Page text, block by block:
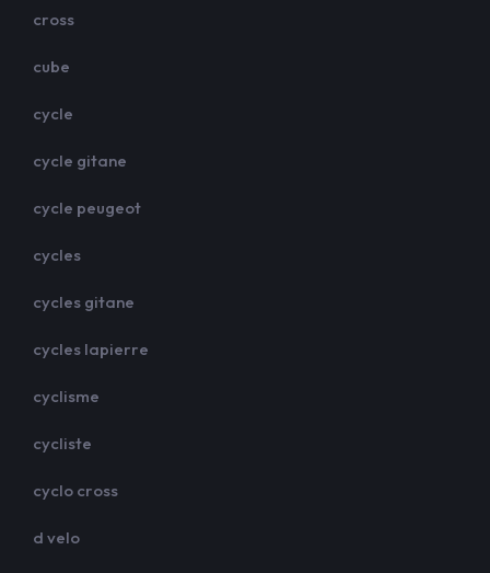
cross
cube
cycle
cycle gitane
cycle peugeot
cycles
cycles gitane
cycles lapierre
cyclisme
cycliste
cyclo cross
d velo